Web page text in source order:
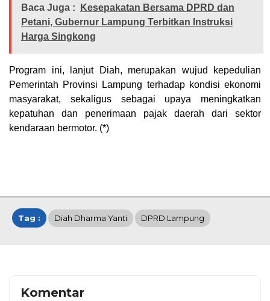
Baca Juga :
Kesepakatan Bersama DPRD dan
Petani, Gubernur Lampung Terbitkan Instruksi
Harga Singkong
Program ini, lanjut Diah, merupakan wujud kepedulian
Pemerintah Provinsi Lampung terhadap kondisi ekonomi
masyarakat, sekaligus sebagai upaya meningkatkan
kepatuhan dan penerimaan pajak daerah dari sektor
kendaraan bermotor. (*)
Tag : Diah Dharma Yanti DPRD Lampung
Komentar